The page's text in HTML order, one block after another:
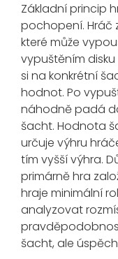
Základní princip
pochopení. Hráč
které může
vypuštěním
si na konkrétní
hodnot. Po
náhodně padá
šacht. Hodnota
určuje výhru
tím vyšší výhra.
primárně hra
hraje minimální
analyzovat
šacht, ale